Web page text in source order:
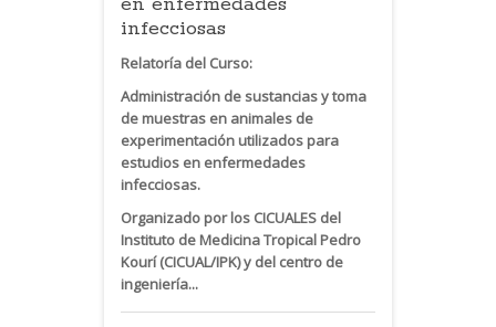
infecciosas
Relatoría del Curso:
Administración de sustancias y toma
de muestras en animales de
experimentación utilizados para
estudios en enfermedades
infecciosas.
Organizado por los CICUALES del
Instituto de Medicina Tropical Pedro
Kourí (CICUAL/IPK) y del centro de
ingeniería...